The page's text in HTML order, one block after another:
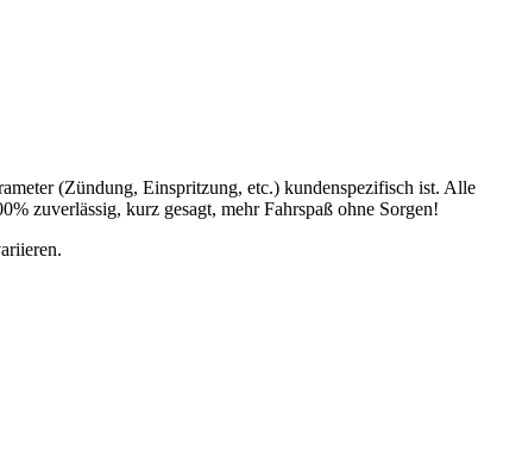
(Zündung, Einspritzung, etc.) kundenspezifisch ist. Alle
zuverlässig, kurz gesagt, mehr Fahrspaß ohne Sorgen!